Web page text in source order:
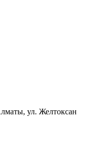
ул. Желтоксан